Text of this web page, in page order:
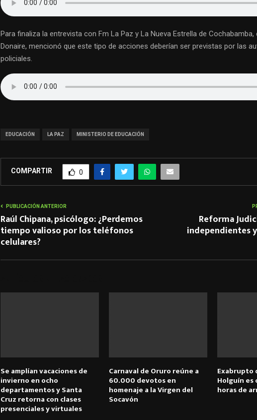
Para finaliza la entrevista con Fm La Paz y La Nueva Estrella de Cochabamba,
Donaire, mencionó que este tipo de acciones deberían ser previstas por las
policiales.
EDUCACIÓN LA PAZ MINISTERIO DE EDUCACIÓN
COMPARTIR 0
PUBLICACIÓN ANTERIOR
Raúl Chipana, psicólogo: ¿Perdemos
tiempo valioso por los teléfonos
celulares?
Reforma
independientes
Se amplían vacaciones de
invierno en ocho
departamentos y Santa
Cruz retorna con clases
presenciales y virtuales
Carnaval de Oruro reúne a
60.000 devotos en
homenaje a la Virgen del
Socavón
Exabrupto
Holguín es
horas de